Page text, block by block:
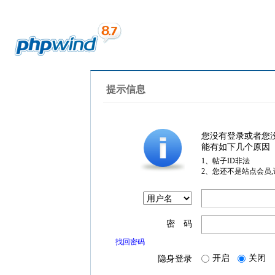
提示信息
您没有登录或者您
能有如下几个原因
1、帖子ID非法
2、您还不是站点会员
密 码
找回密码
隐身登录 开启 关闭